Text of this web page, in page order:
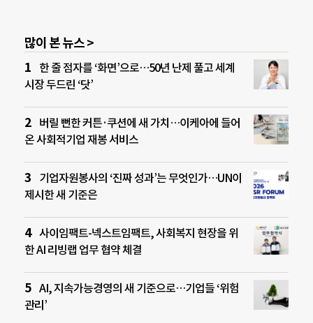
많이 본 뉴스 >
한 줄 점자를 ‘화면’으로…50년 난제 풀고 세계
시장 두드린 ‘닷’
버릴 뻔한 커튼·쿠션에 새 가치…이케아에 들어
온 사회적기업 재봉 서비스
기업자원봉사의 ‘진짜 성과’는 무엇인가…UN이
제시한 새 기준은
사이임팩트-넥스트임팩트, 사회복지 현장을 위
한 AI 리빙랩 업무 협약 체결
AI, 지속가능경영의 새 기준으로…기업들 ‘위험
관리’